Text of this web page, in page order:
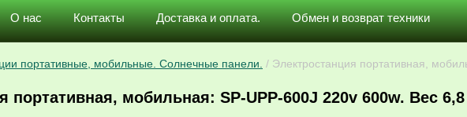
О нас Контакты Доставка и оплата. Обмен и возврат техники
портативные, мобильные. Солнечные панели. / Электростанция портативная,
портативная, мобильная: SP-UPP-600J 220v 600w. Вес 6,8